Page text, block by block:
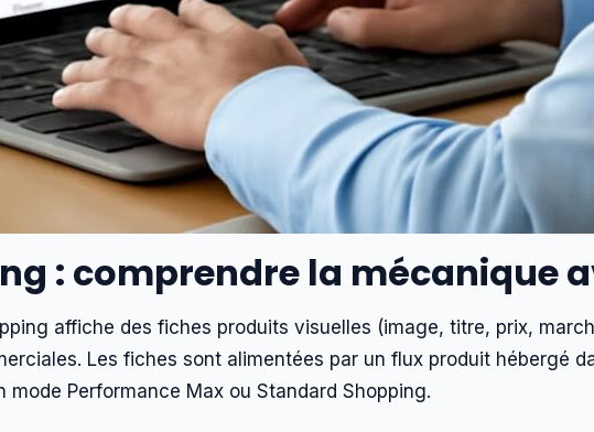
: comprendre la mécanique
affiche des fiches produits visuelles (image, titre, prix,
Les fiches sont alimentées par un flux produit hébergé
mode Performance Max ou Standard Shopping.